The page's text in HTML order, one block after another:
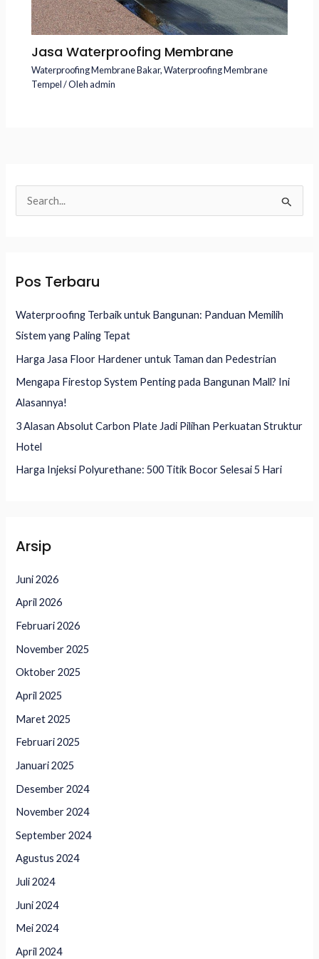
Jasa Waterproofing Membrane
Waterproofing Membrane Bakar,Waterproofing Membrane
Tempel/ Olehadmin
u
Pos Terbaru
Waterproofing Terbaik untuk Bangunan: Panduan Memilih
Sistem yang Paling Tepat
Harga Jasa Floor Hardener untuk Taman dan Pedestrian
Mengapa Firestop System Penting pada Bangunan Mall? Ini
Alasannya!
3 Alasan Absolut Carbon Plate Jadi Pilihan Perkuatan Struktur
Hotel
Harga Injeksi Polyurethane: 500 Titik Bocor Selesai 5 Hari
Arsip
Juni 2026
April 2026
Februari 2026
November 2025
Oktober 2025
April 2025
Maret 2025
Februari 2025
Januari 2025
Desember 2024
November 2024
September 2024
Agustus 2024
Juli 2024
Juni 2024
Mei 2024
April 2024